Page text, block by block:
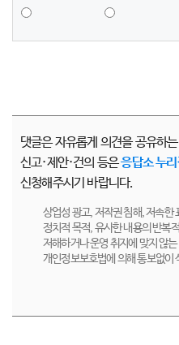
댓글은 자유롭게 의견을 공유하
신고·제안·건의 등은응답소 누
신청해주시기 바랍니다.
상업성 광고, 저작권 침해, 저속한
정치적 목적, 유사한 내용의 반복
저해하거나 운영 취지에 맞지 않
개인정보보호법에 의해 통보없이